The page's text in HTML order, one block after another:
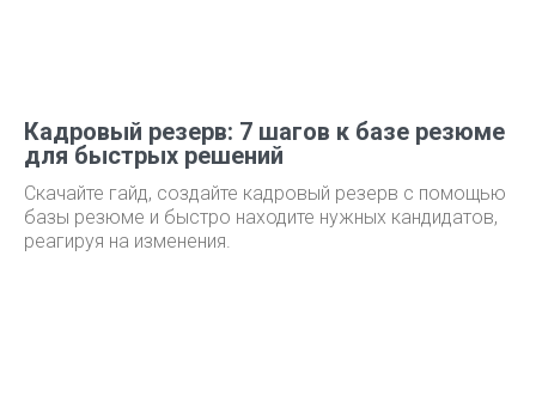
Кадровый резерв: 7 шагов к базе резюме
для быстрых решений
Скачайте гайд, создайте кадровый резерв с помощью
базы резюме и быстро находите нужных кандидатов,
реагируя на изменения.